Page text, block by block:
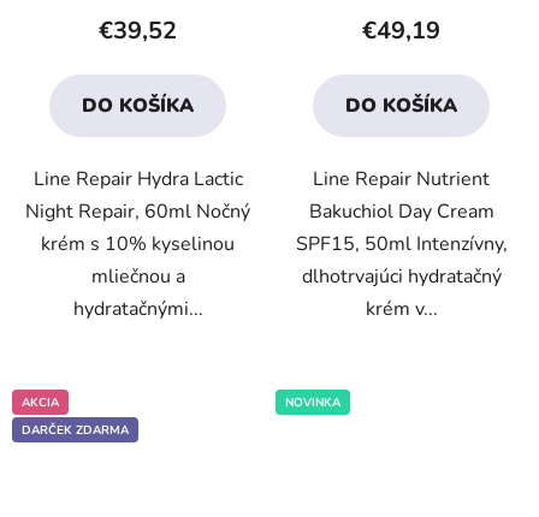
produktu
je
4,1
z
hviezdičiek.
€39,52
DO KOŠÍKA
Line Repair Hydra Lactic
Night Repair, 60ml Nočný
krém s 10% kyselinou
mliečnou a
hydratačnými...
produktu
je
3,3
z
hviezdičiek.
€49,19
DO KOŠÍKA
Line Repair Nutrient
Bakuchiol Day Cream
SPF15, 50ml Intenzívny,
dlhotrvajúci hydratačný
krém v...
AKCIA
DARČEK ZDARMA
NOVINKA